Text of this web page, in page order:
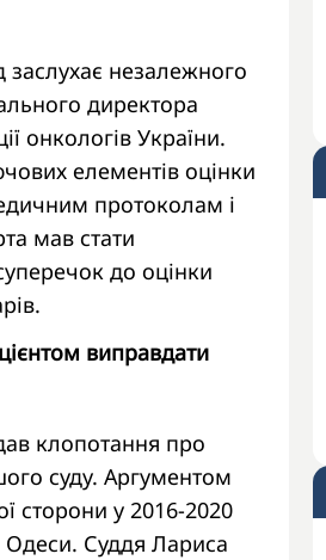
заслухає незалежного
директора
онкологів України.
елементів оцінки
протоколам і
мав стати
до оцінки
виправдати
клопотання про
суду. Аргументом
сторони у 2016-2020
Суддя Лариса